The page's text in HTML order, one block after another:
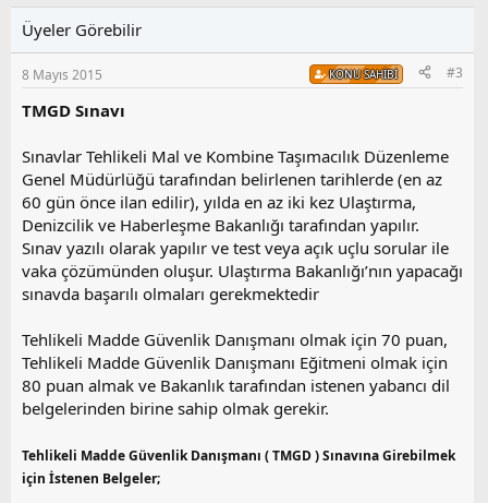
i
l
e
r
s
u
y
l
a
Üyeler Görebilir
8 Mayıs 2015 KONU SAHIBI #3
TMGD Sınavı
Sınavlar Tehlikeli Mal ve Kombine Taşımacılık Düzenleme
Genel Müdürlüğü tarafından belirlenen tarihlerde (en az
60 gün önce ilan edilir), yılda en az iki kez Ulaştırma,
Denizcilik ve Haberleşme Bakanlığı tarafından yapılır.
Sınav yazılı olarak yapılır ve test veya açık uçlu sorular ile
vaka çözümünden oluşur. Ulaştırma Bakanlığı’nın yapacağı
sınavda başarılı olmaları gerekmektedir
Tehlikeli Madde Güvenlik Danışmanı olmak için 70 puan,
Tehlikeli Madde Güvenlik Danışmanı Eğitmeni olmak için
80 puan almak ve Bakanlık tarafından istenen yabancı dil
belgelerinden birine sahip olmak gerekir.
Tehlikeli Madde Güvenlik Danışmanı ( TMGD ) Sınavına Girebilmek
için İstenen Belgeler;